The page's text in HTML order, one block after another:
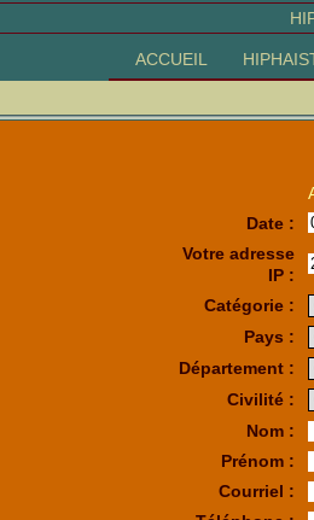
ACCUEIL
Date :
Votre adresse
IP :
Catégorie :
Pays :
Département :
Civilité :
Nom :
Prénom :
Courriel :